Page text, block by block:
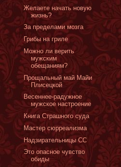
Желаете начать новую
жизнь?
За пределами мозга
Грибы на гриле
Можно ли верить
мужским
обещаниям?
Прощальный май Майи
Плисецкой
Весеннее-радужное
мужское настроение
Книга Страшного суда
Мастер сюрреализма
Надзирательницы СС
Это опасное чувство
обиды